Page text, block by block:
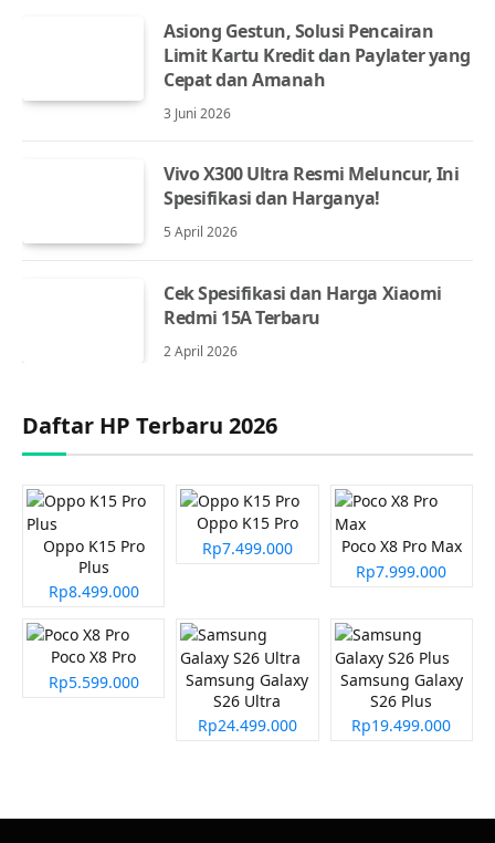
Asiong Gestun, Solusi Pencairan
Limit Kartu Kredit dan Paylater yang
Cepat dan Amanah
3 Juni 2026
Vivo X300 Ultra Resmi Meluncur, Ini
Spesifikasi dan Harganya!
5 April 2026
Cek Spesifikasi dan Harga Xiaomi
Redmi 15A Terbaru
2 April 2026
Daftar HP Terbaru 2026
Oppo K15 Pro
Plus
Rp8.499.000
Oppo K15 Pro
Rp7.499.000
Poco X8 Pro Max
Rp7.999.000
Poco X8 Pro
Rp5.599.000
Samsung Galaxy
S26 Ultra
Rp24.499.000
Samsung Galaxy
S26 Plus
Rp19.499.000